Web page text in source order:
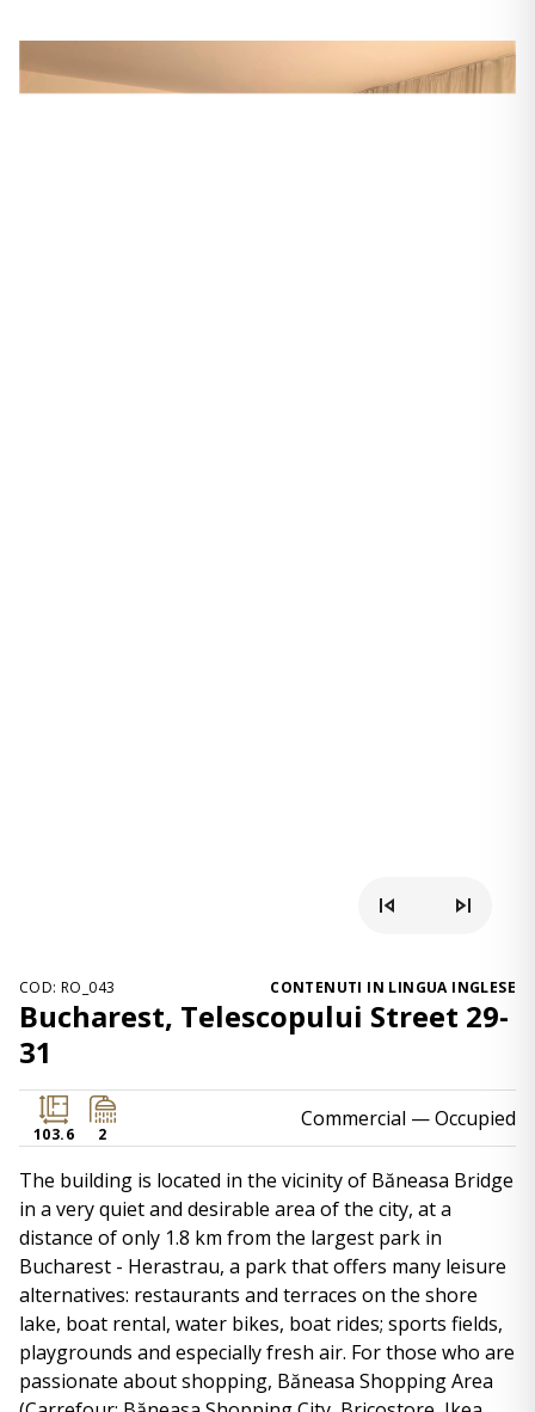
COD: RO_043 CONTENUTI IN LINGUA INGLESE
Bucharest, Telescopului Street 29-
31
103.6 2
Commercial — Occupied
The building is located in the vicinity of Băneasa Bridge
in a very quiet and desirable area of ​​the city, at a
distance of only 1.8 km from the largest park in
Bucharest - Herastrau, a park that offers many leisure
alternatives: restaurants and terraces on the shore
lake, boat rental, water bikes, boat rides; sports fields,
playgrounds and especially fresh air. For those who are
passionate about shopping, Băneasa Shopping Area